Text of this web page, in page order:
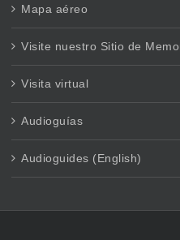
Mapa aéreo
Visite nuestro Sitio de
Visita virtual
Audioguías
Audioguides (English)